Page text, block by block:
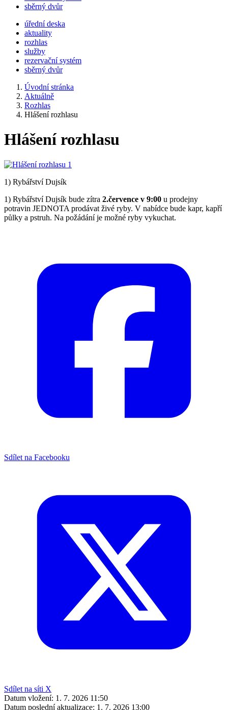
sběrný dvůr
úřední deska
aktuality
rozhlas
služby
rezervační systém
sběrný dvůr
Úvodní stránka
Aktuálně
Rozhlas
Hlášení rozhlasu
Hlášení rozhlasu
1) Rybářství Dujsík
1) Rybářství Dujsík bude zítra 2.července v 9:00 u prodejny
potravin JEDNOTA prodávat živé ryby. V nabídce bude kapr, kapří
půlky a pstruh. Na požádání je možné ryby vykuchat.
Sdílet na Facebooku
Sdílet na síti X
Datum vložení: 1. 7. 2026 11:50
Datum poslední aktualizace: 1. 7. 2026 13:00